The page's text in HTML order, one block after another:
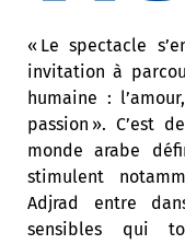
« Le spectacle
invitation à
humaine :
passion ». C’est
monde arabe
stimulent
Adjrad entre
sensibles qui